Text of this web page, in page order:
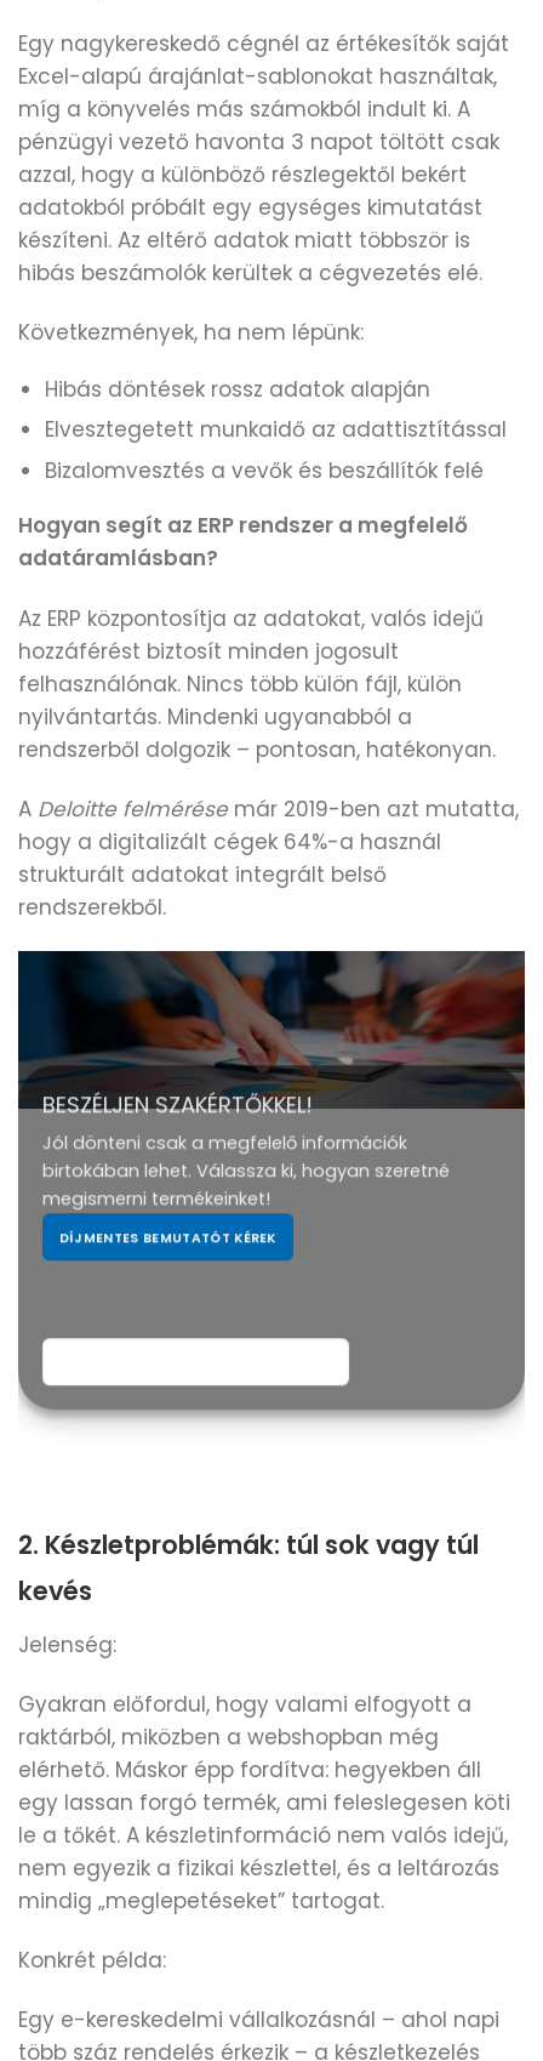
Egy nagykereskedő cégnél az értékesítők saját
Excel-alapú árajánlat-sablonokat használtak,
míg a könyvelés más számokból indult ki. A
pénzügyi vezető havonta 3 napot töltött csak
azzal, hogy a különböző részlegektől bekért
adatokból próbált egy egységes kimutatást
készíteni. Az eltérő adatok miatt többször is
hibás beszámolók kerültek a cégvezetés elé.
Következmények, ha nem lépünk:
Hibás döntések rossz adatok alapján
Elvesztegetett munkaidő az adattisztítással
Bizalomvesztés a vevők és beszállítók felé
Hogyan segít az ERP rendszer a megfelelő
adatáramlásban?
Az ERP központosítja az adatokat, valós idejű
hozzáférést biztosít minden jogosult
felhasználónak. Nincs több külön fájl, külön
nyilvántartás. Mindenki ugyanabból a
rendszerből dolgozik – pontosan, hatékonyan.
A Deloitte felmérése már 2019-ben azt mutatta,
hogy a digitalizált cégek 64%-a használ
strukturált adatokat integrált belső
rendszerekből.
BESZÉLJEN SZAKÉRTŐKKEL!
Jól dönteni csak a megfelelő információk
birtokában lehet. Válassza ki, hogyan szeretné
megismerni termékeinket!
DÍJMENTES BEMUTATÓT KÉREK
2. Készletproblémák: túl sok vagy túl
kevés
Jelenség:
Gyakran előfordul, hogy valami elfogyott a
raktárból, miközben a webshopban még
elérhető. Máskor épp fordítva: hegyekben áll
egy lassan forgó termék, ami feleslegesen köti
le a tőkét. A készletinformáció nem valós idejű,
nem egyezik a fizikai készlettel, és a leltározás
mindig „meglepetéseket” tartogat.
Konkrét példa:
Egy e-kereskedelmi vállalkozásnál – ahol napi
több száz rendelés érkezik – a készletkezelés